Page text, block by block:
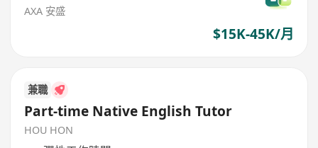
AXA 安盛
$15K-45K/月
兼職
Part-time Native English Tutor
HOU HON